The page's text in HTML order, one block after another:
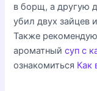
в борщ, а другую
убил двух зайцев
Также
ароматныйсуп с
ознакомиться Как